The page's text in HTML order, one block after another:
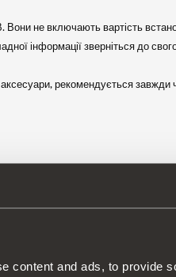
content and ads, to provide
Вони не включають вартість
інформації зверніться до
рекомендується завжди